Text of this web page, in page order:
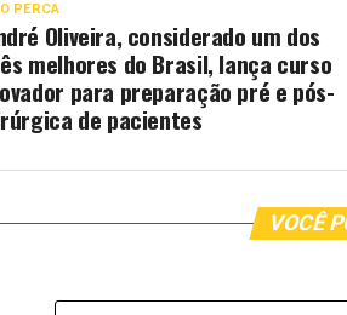
PERCA
Oliveira, considerado um dos
melhores do Brasil, lança curso
para preparação pré e pós-
de pacientes
VOCÊ